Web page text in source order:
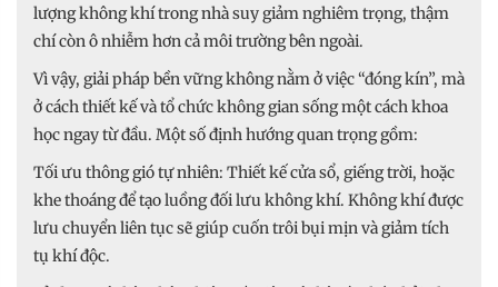
lượng không khí trong nhà suy giảm nghiêm trọng, thậm
chí còn ô nhiễm hơn cả môi trường bên ngoài.
Vì vậy, giải pháp bền vững không nằm ở việc “đóng kín”, mà
ở cách thiết kế và tổ chức không gian sống một cách khoa
học ngay từ đầu. Một số định hướng quan trọng gồm:
Tối ưu thông gió tự nhiên: Thiết kế cửa sổ, giếng trời, hoặc
khe thoáng để tạo luồng đối lưu không khí. Không khí được
lưu chuyển liên tục sẽ giúp cuốn trôi bụi mịn và giảm tích
tụ khí độc.